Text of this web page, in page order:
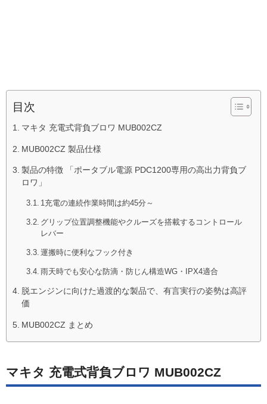
目次
マキタ 充電式背負ブロワ MUB002CZ
MUB002CZ 製品仕様
製品の特徴 「ポータブル電源 PDC1200専用の高出力背負ブ
ロワ」
1充電の連続作業時間は約45分～
グリップ位置調整機能やクルーズを搭載するコントロール
レバー
運搬時に便利なフック付き
雨天時でも安心な防滴・防じん構造WG・IPX4適合
脱エンジンに向けた過渡的な製品で、有言実行の姿勢は高評
価
MUB002CZ まとめ
マキタ 充電式背負ブロワ MUB002CZ